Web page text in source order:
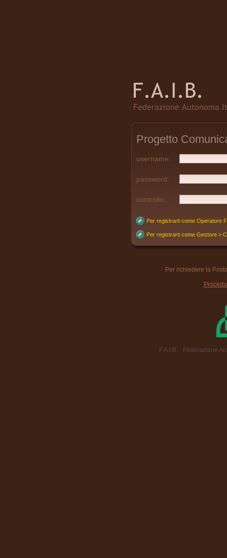
Progetto
username:
password:
controllo:
Per registrarti come Operatore
Per registrarti come Gestore >
Per richiedere la
F.A.I.B. - Federazione